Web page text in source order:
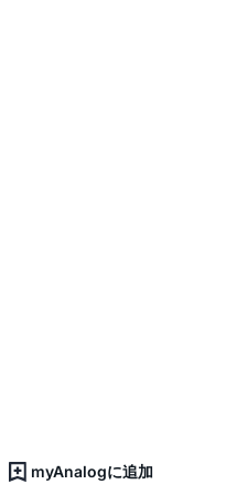
myAnalogに追加